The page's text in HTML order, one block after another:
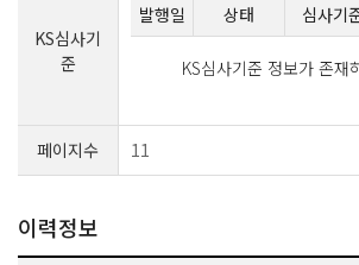
KS심사기
준
발행일 상태 심사기
KS심사기준 정보가 존재
페이지수 11
이력정보